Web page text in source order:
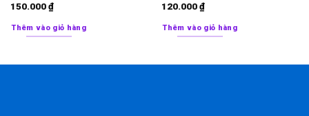
150.000₫
Thêm vào giỏ hàng
120.000₫
Thêm vào giỏ hàng